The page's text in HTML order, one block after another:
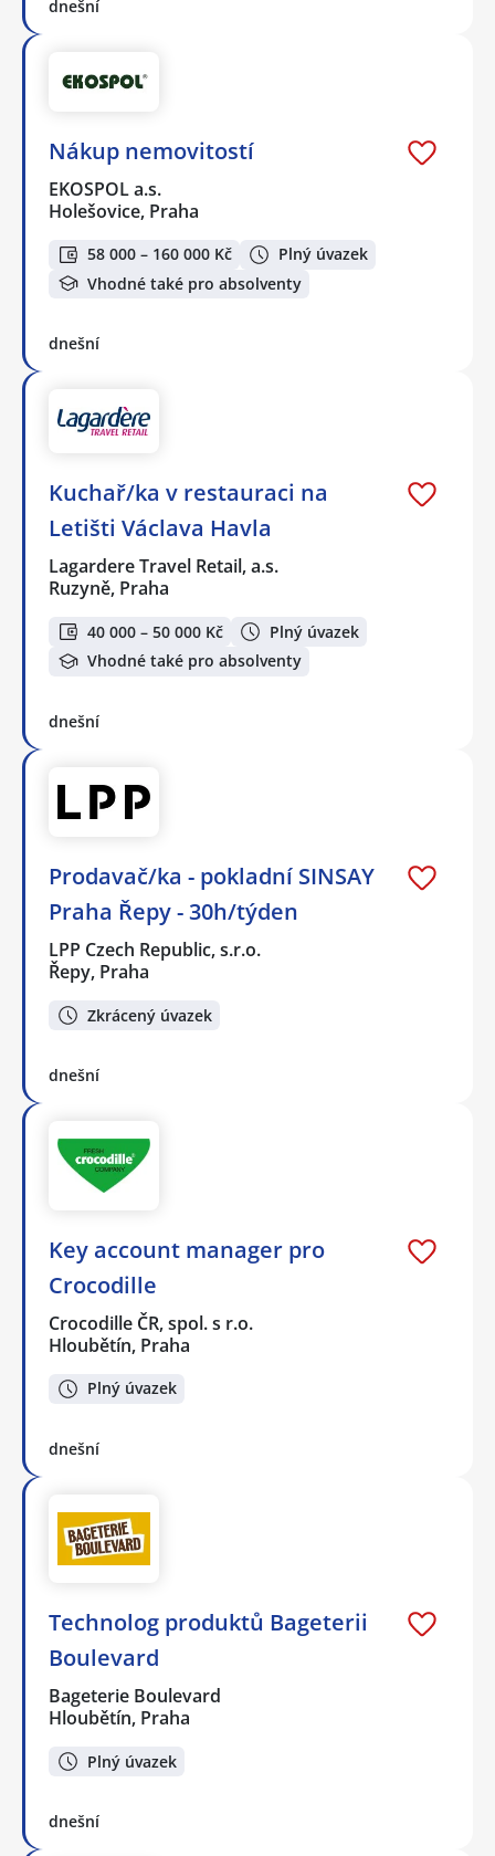
dnešní
Nákup nemovitostí
EKOSPOL a.s.
Holešovice, Praha
58 000 – 160 000 Kč
Plný úvazek
Vhodné také pro absolventy
dnešní
Kuchař/ka v restauraci na
Letišti Václava Havla
Lagardere Travel Retail, a.s.
Ruzyně, Praha
40 000 – 50 000 Kč
Plný úvazek
Vhodné také pro absolventy
dnešní
Prodavač/ka - pokladní SINSAY
Praha Řepy - 30h/týden
LPP Czech Republic, s.r.o.
Řepy, Praha
Zkrácený úvazek
dnešní
Key account manager pro
Crocodille
Crocodille ČR, spol. s r.o.
Hloubětín, Praha
Plný úvazek
dnešní
Technolog produktů Bageterii
Boulevard
Bageterie Boulevard
Hloubětín, Praha
Plný úvazek
dnešní